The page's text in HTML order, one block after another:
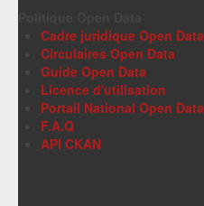
Cadre juridique Open Data
Circulaires Open Data
Guide Open Data
Licence d'utilisation
Portail National Open Data
F.A.Q
API CKAN